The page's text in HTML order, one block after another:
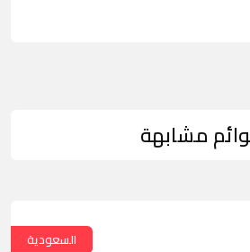
مشابهة
السعودية